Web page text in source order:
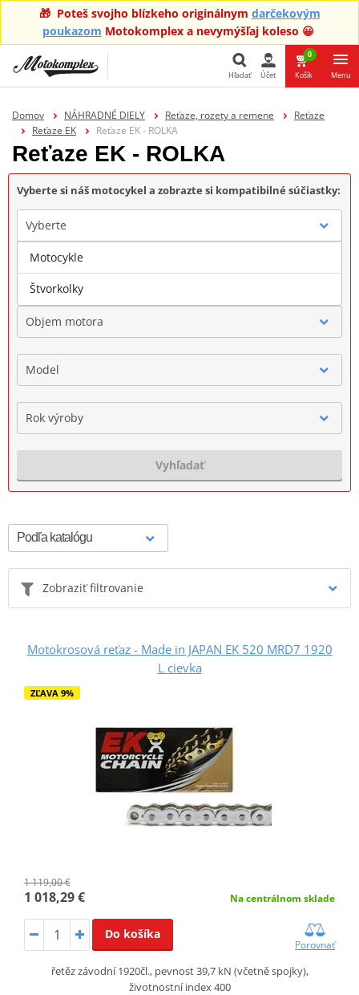
🎁 Poteš svojho blízkeho originálnym darčekovým
poukazom Motokomplex a nevymýšľaj koleso 😀
Hľadať
Hľadať Účet
0
Košík Menu
Domov NÁHRADNÉ DIELY Reťaze, rozety a remene
Reťaze
Reťaze EK
Reťaze EK - ROLKA
Reťaze EK - ROLKA
Vyberte si náš motocykel a zobrazte si kompatibilné súčiastky:
Vyberte
Značka
Objem motora
Model
Rok výroby
Vyhľadať
Zobraziť filtrovanie
Motokrosová reťaz - Made in JAPAN EK 520 MRD7 1920
L cievka
ZĽAVA 9%
1 119,00 €
1 018,29 € Na centrálnom sklade
Do košíka
Porovnať
řetěz závodní 1920čl., pevnost 39,7 kN (včetně spojky),
životnostní index 400
Motocykle
Štvorkolky